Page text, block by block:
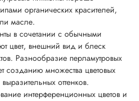
часто включают в прозрачные
состав, тем лучше
концентрация.
требуют больше пигмента,
снижает перламутровый
перламутровых пигментов
органических красителей,
масле.
в сочетании с обычными
цвет, внешний вид и блеск
Разнообразие перламутровых
созданию множества цветовых
оттенков.
интерференционных цветов и